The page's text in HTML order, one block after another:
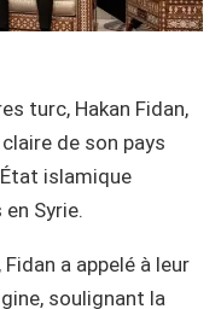
turc, Hakan Fidan,
de son pays
islamique
Syrie.
a appelé à leur
soulignant la